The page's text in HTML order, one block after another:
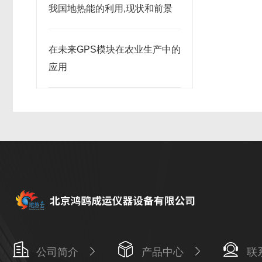
我国地热能的利用,现状和前景
在未来GPS模块在农业生产中的
应用
公司简介 产品中心 联